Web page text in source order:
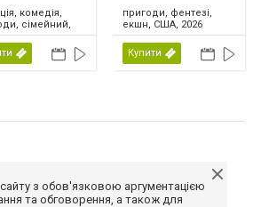
комедія,
сімейний,
пригоди, фентезі,
екшн, США, 2026
Купити
з обов'язковою аргументацією
та обговорення, а також для